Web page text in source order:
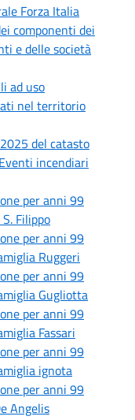
Forza Italia
componenti dei
e delle società
ad uso
nel territorio
del catasto
incendiari
per anni 99
Filippo
per anni 99
Ruggeri
per anni 99
Gugliotta
per anni 99
Fassari
per anni 99
ignota
per anni 99
Angelis